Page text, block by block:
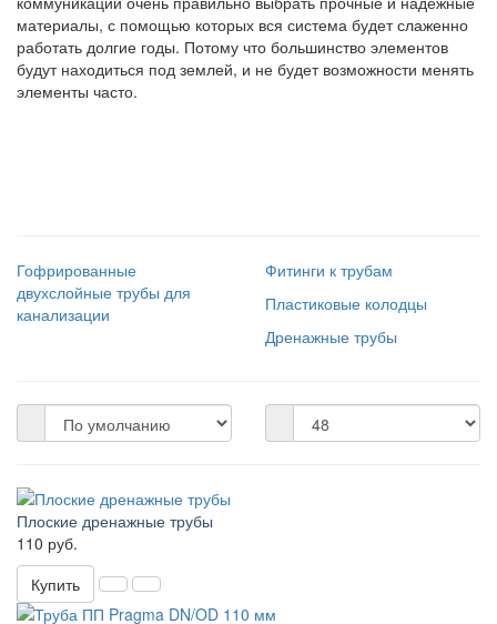
материалы, с помощью которых вся система будет слаженно
работать долгие годы. Потому что большинство элементов
будут находиться под землей, и не будет возможности менять
элементы часто.
Гофрированные
двухслойные трубы для
канализации
Фитинги к трубам
Пластиковые колодцы
Дренажные трубы
Плоские дренажные трубы
110 руб.
Купить